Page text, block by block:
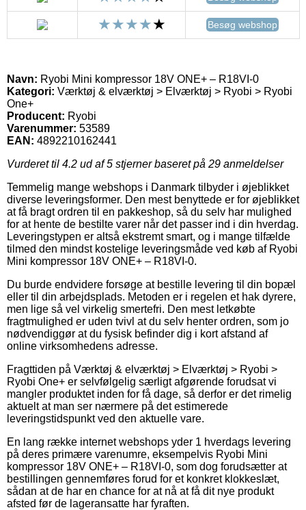
Besøg webshop
Navn: Ryobi Mini kompressor 18V ONE+ – R18VI-0
Kategori: Værktøj & elværktøj > Elværktøj > Ryobi > Ryobi
One+
Producent: Ryobi
Varenummer: 53589
EAN: 4892210162441
Vurderet til 4.2 ud af 5 stjerner baseret på 29 anmeldelser
Temmelig mange webshops i Danmark tilbyder i øjeblikket
diverse leveringsformer. Den mest benyttede er for øjeblikket
at få bragt ordren til en pakkeshop, så du selv har mulighed
for at hente de bestilte varer når det passer ind i din hverdag.
Leveringstypen er altså ekstremt smart, og i mange tilfælde
tilmed den mindst kostelige leveringsmåde ved køb af Ryobi
Mini kompressor 18V ONE+ – R18VI-0.
Du burde endvidere forsøge at bestille levering til din bopæl
eller til din arbejdsplads. Metoden er i regelen et hak dyrere,
men lige så vel virkelig smertefri. Den mest letkøbte
fragtmulighed er uden tvivl at du selv henter ordren, som jo
nødvendiggør at du fysisk befinder dig i kort afstand af
online virksomhedens adresse.
Fragttiden på Værktøj & elværktøj > Elværktøj > Ryobi >
Ryobi One+ er selvfølgelig særligt afgørende forudsat vi
mangler produktet inden for få dage, så derfor er det rimelig
aktuelt at man ser nærmere på det estimerede
leveringstidspunkt ved den aktuelle vare.
En lang række internet webshops yder 1 hverdags levering
på deres primære varenumre, eksempelvis Ryobi Mini
kompressor 18V ONE+ – R18VI-0, som dog forudsætter at
bestillingen gennemføres forud for et konkret klokkeslæt,
sådan at de har en chance for at nå at få dit nye produkt
afsted før de lageransatte har fyraften.